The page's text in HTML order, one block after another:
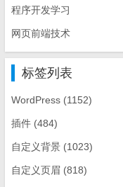
程序开发学习
网页前端技术
标签列表
WordPress (1152)
插件 (484)
自定义背景 (1023)
自定义页眉 (818)